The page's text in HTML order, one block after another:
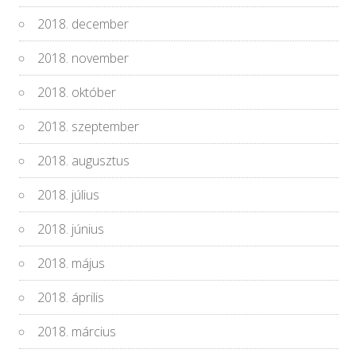
2018. december
2018. november
2018. október
2018. szeptember
2018. augusztus
2018. július
2018. június
2018. május
2018. április
2018. március